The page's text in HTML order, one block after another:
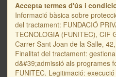
Accepta termes d'ús i
Informació bàsica sobre
del tractament: FUNDACIÓ
TECNOLOGIA (FUNITEC), CIF
Carrer Sant Joan de la Salle,
Finalitat del tractament:
d&#39;admissió als programes
FUNITEC. Legitimació: